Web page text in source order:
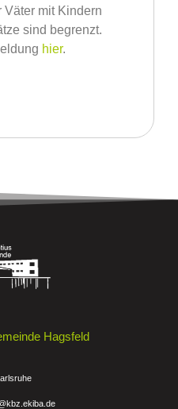
Väter mit Kindern
sind begrenzt.
hier.
Hagsfeld